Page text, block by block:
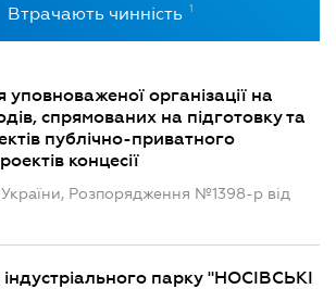
Втрачають чинність 1
організації на
спрямованих на підготовку та
публічно-приватного
концесії
України, Розпорядження №1398-р від
парку "НОСІВСЬКІ